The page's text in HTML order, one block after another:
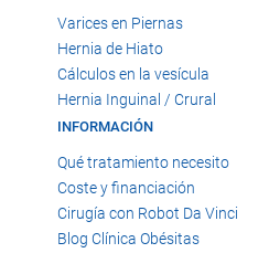
Varices en Piernas
Hernia de Hiato
Cálculos en la vesícula
Hernia Inguinal / Crural
INFORMACIÓN
Qué tratamiento necesito
Coste y financiación
Cirugía con Robot Da Vinci
Blog Clínica Obésitas